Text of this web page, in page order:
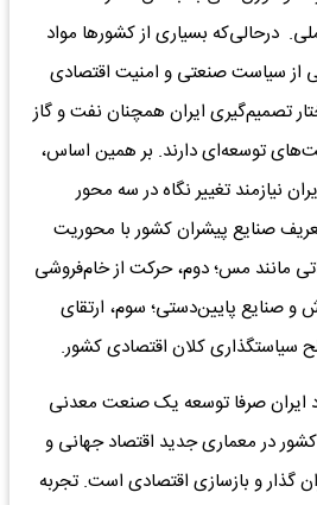
درحالی‌که بسیاری از کشورها مواد
از سیاست صنعتی و امنیت اقتصادی
تصمیم‌گیری ایران همچنان نفت و گاز
توسعه‌ای دارند. بر همین اساس،
نیازمند تغییر نگاه در سه محور
صنایع پیشران کشور با محوریت
مانند مس؛ دوم، حرکت از خام‌فروشی
و صنایع پایین‌دستی؛ سوم، ارتقای
کلان اقتصادی کشور.
ایران صرفا توسعه یک صنعت معدنی
در معماری جدید اقتصاد جهانی و
گذار و بازسازی اقتصادی است. تجربه